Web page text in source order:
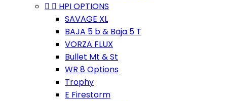
  HPI OPTIONS
SAVAGE XL
BAJA 5 b & Baja 5 T
VORZA FLUX
Bullet Mt & St
WR 8 Options
Trophy
E Firestorm